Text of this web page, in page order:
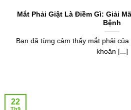
Mắt Phải Giật Là Điềm Gì: Giải
Bệnh
Bạn đã từng cảm thấy mắt phải
khoăn [...]
22